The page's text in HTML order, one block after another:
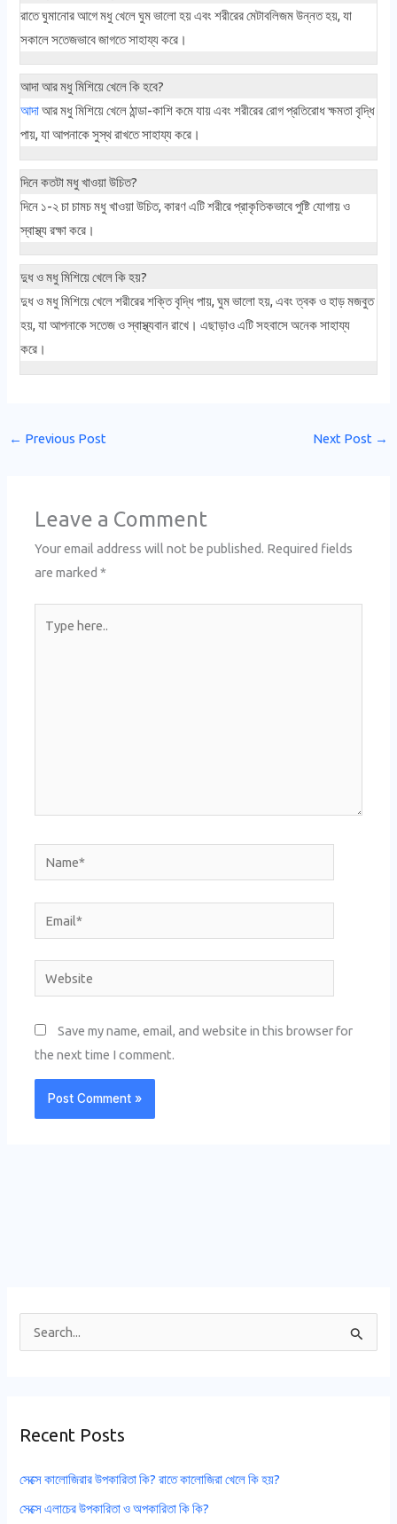
রাতে ঘুমানোর আগে মধু খেলে ঘুম ভালো হয় এবং শরীরের মেটাবলিজম উন্নত হয়, যা
সকালে সতেজভাবে জাগতে সাহায্য করে।
আদা আর মধু মিশিয়ে খেলে কি হবে?
আদাআর মধু মিশিয়ে খেলে ঠান্ডা-কাশি কমে যায় এবং শরীরের রোগ প্রতিরোধ ক্ষমতা বৃদ্ধি
পায়, যা আপনাকে সুস্থ রাখতে সাহায্য করে।
দিনে কতটা মধু খাওয়া উচিত?
দিনে ১-২ চা চামচ মধু খাওয়া উচিত, কারণ এটি শরীরে প্রাকৃতিকভাবে পুষ্টি যোগায় ও
স্বাস্থ্য রক্ষা করে।
দুধ ও মধু মিশিয়ে খেলে কি হয়?
দুধ ও মধু মিশিয়ে খেলে শরীরের শক্তি বৃদ্ধি পায়, ঘুম ভালো হয়, এবং ত্বক ও হাড় মজবুত
হয়, যা আপনাকে সতেজ ও স্বাস্থ্যবান রাখে। এছাড়াও এটি সহবাসে অনেক সাহায্য
করে।
← Previous Post Next Post →
Leave a Comment
Your email address will not be published. Required fields
are marked*
Name*
Email*
Website
Save my name, email, and website in this browser for
the next time I comment.
c
o
Recent Posts
সেক্সে কালোজিরার উপকারিতা কি? রাতে কালোজিরা খেলে কি হয়?
সেক্সে এলাচের উপকারিতা ও অপকারিতা কি কি?